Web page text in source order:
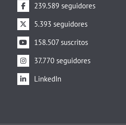
239.589 seguidores
5.393 seguidores
158.507 suscritos
37.770 seguidores
LinkedIn